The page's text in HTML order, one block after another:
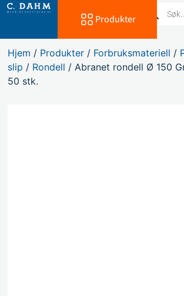
Produkter
Hjem / Produkter / Forbruksmateriell /
slip / Rondell / Abranet rondell Ø 150
50 stk.